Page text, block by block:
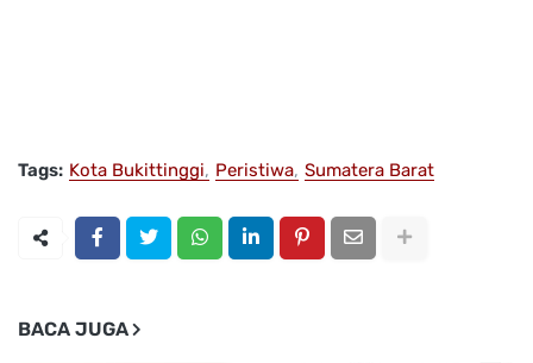
Tags: Kota Bukittinggi Peristiwa Sumatera Barat
BACA JUGA